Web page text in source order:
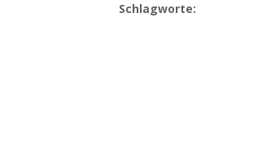
Schlagworte: